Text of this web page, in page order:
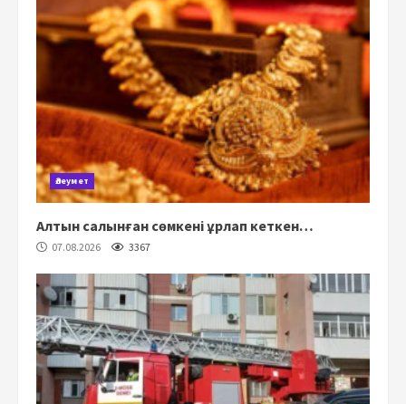
Әлеумет
Алтын салынған сөмкені ұрлап кеткен…
07.08.2026 3367